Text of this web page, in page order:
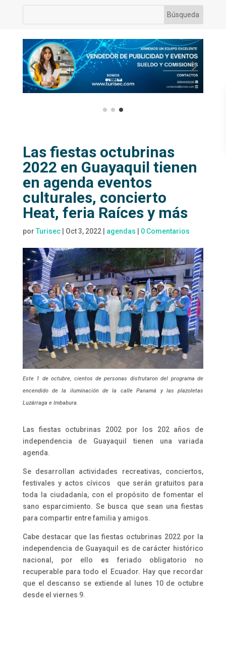
Las fiestas octubrinas
2022 en Guayaquil tienen
en agenda eventos
culturales, concierto
Heat, feria Raíces y más
por Turisec| Oct 3, 2022| agendas 0 Comentarios
Este 1 de octubre, cientos de personas disfrutaron del programa de
encendido de la iluminación de la calle Panamá y las plazoletas
Luzárraga e Imbabura.
Las fiestas octubrinas 2002 por los 202 años de
independencia de Guayaquil tienen una variada
agenda.
Se desarrollan actividades recreativas, conciertos,
festivales y actos cívicos que serán gratuitos para
toda la ciudadanía, con el propósito de fomentar el
sano esparcimiento. Se busca que sean una fiestas
para compartir entre familia y amigos.
Cabe destacar que las fiestas octubrinas 2022 por la
independencia de Guayaquil es de carácter histórico
nacional, por ello es feriado obligatorio no
recuperable para todo el Ecuador. Hay que recordar
que el descanso se extiende al lunes 10 de octubre
desde el viernes 9.